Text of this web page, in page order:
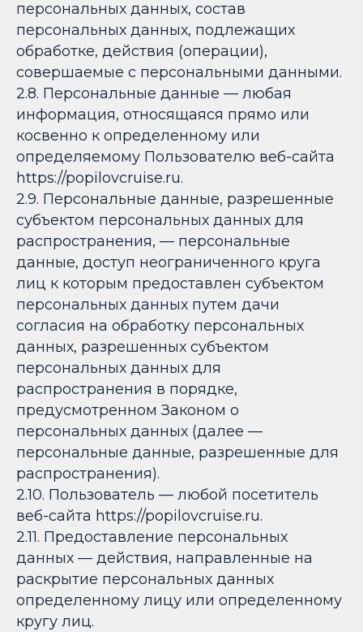
персональных данных, состав
персональных данных, подлежащих
обработке, действия (операции),
совершаемые с персональными данными.
2.8. Персональные данные — любая
информация, относящаяся прямо или
косвенно к определенному или
определяемому Пользователю веб-сайта
https://popilovcruise.ru.
2.9. Персональные данные, разрешенные
субъектом персональных данных для
распространения, — персональные
данные, доступ неограниченного круга
лиц к которым предоставлен субъектом
персональных данных путем дачи
согласия на обработку персональных
данных, разрешенных субъектом
персональных данных для
распространения в порядке,
предусмотренном Законом о
персональных данных (далее —
персональные данные, разрешенные для
распространения).
2.10. Пользователь — любой посетитель
веб-сайта https://popilovcruise.ru.
2.11. Предоставление персональных
данных — действия, направленные на
раскрытие персональных данных
определенному лицу или определенному
кругу лиц.